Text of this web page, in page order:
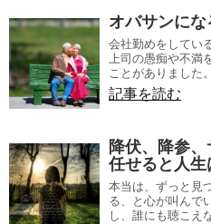
オバサンに
会社勤めをしてい
上司の愚痴や不満
ことがありました
記事を読む
降伏、降参
任せると人
本当は、ずっと見
る、と心が叫んで
し、誰にも聴こえ